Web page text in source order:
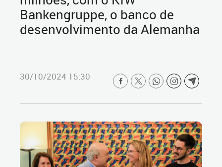
Bankengruppe, o banco de
desenvolvimento da Alemanha
30/10/2024 15:30